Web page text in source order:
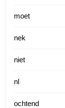
moet
nek
niet
nl
ochtend